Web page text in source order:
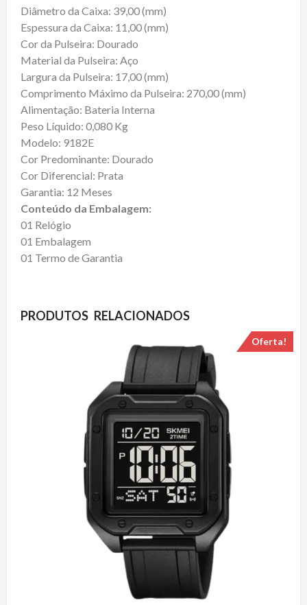
Diâmetro da Caixa: 39,00 (mm)
Espessura da Caixa: 11,00 (mm)
Cor da Pulseira: Dourado
Material da Pulseira: Aço
Largura da Pulseira: 17,00 (mm)
Comprimento Máximo da Pulseira: 270,00 (mm)
Alimentação: Bateria Interna
Peso Líquido: 0,080 Kg
Modelo: 9182E
Cor Predominante: Dourado
Cor Diferencial: Prata
Garantia: 12 Meses
Conteúdo da Embalagem:
01 Relógio
01 Embalagem
01 Termo de Garantia
PRODUTOS RELACIONADOS
Oferta!